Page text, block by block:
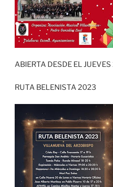
ABIERTA DESDE EL
RUTA BELENISTA 2023